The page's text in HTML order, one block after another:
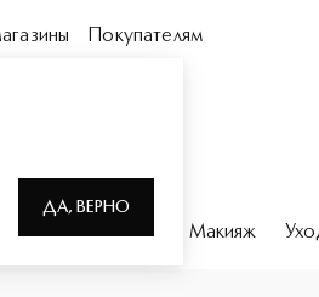
ДА, ВЕРНО
Покупателям
Парфюмерия Макияж